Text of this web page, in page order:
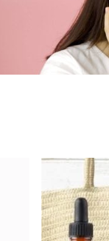
biệt từ mặt nạ
pháp chăm sóc
nhỏ, dễ dàng thẩm
trong giấc ngủ.
vào biểu bì, mang